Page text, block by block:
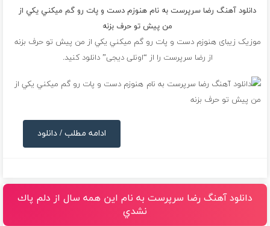
دانلود آهنگ رضا سرپرست به نام هنوزم دست و پات رو گم ميكني يكي از
من پيش تو حرف بزنه
موزیک زیبای هنوزم دست و پات رو گم ميكني يكي از من پيش تو حرف بزنه
از رضا سرپرست را از “اونلی دیجی” دانلود کنید.
ادامه مطلب / دانلود
دانلود آهنگ رضا سرپرست به نام اين همه سال از دلم پاك
نشدي